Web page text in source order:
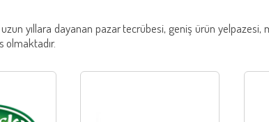
yıllara dayanan pazar tecrübesi, geniş ürün yelpazesi,
olmaktadır.